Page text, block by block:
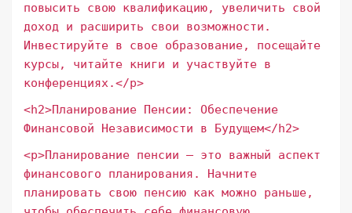
повысить свою квалификацию, увеличить свой
доход и расширить свои возможности.
Инвестируйте в свое образование, посещайте
курсы, читайте книги и участвуйте в
конференциях.</p>
<h2>Планирование Пенсии: Обеспечение
Финансовой Независимости в Будущем</h2>
<p>Планирование пенсии – это важный аспект
финансового планирования. Начните
планировать свою пенсию как можно раньше,